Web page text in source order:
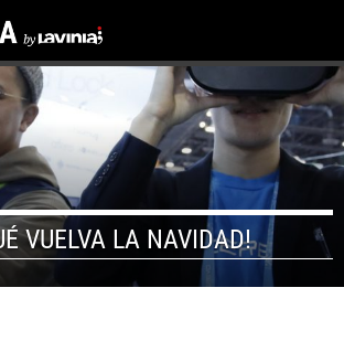
VUELVA LA NAVIDAD!